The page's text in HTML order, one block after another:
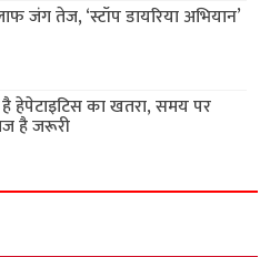
जंग तेज, ‘स्टॉप डायरिया अभियान’
हेपेटाइटिस का खतरा, समय पर
है जरूरी